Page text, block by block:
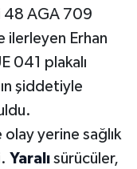
48 AGA 709
ilerleyen Erhan
041 plakalı
şiddetiyle
olay yerine sağlık
Yaralı sürücüler,